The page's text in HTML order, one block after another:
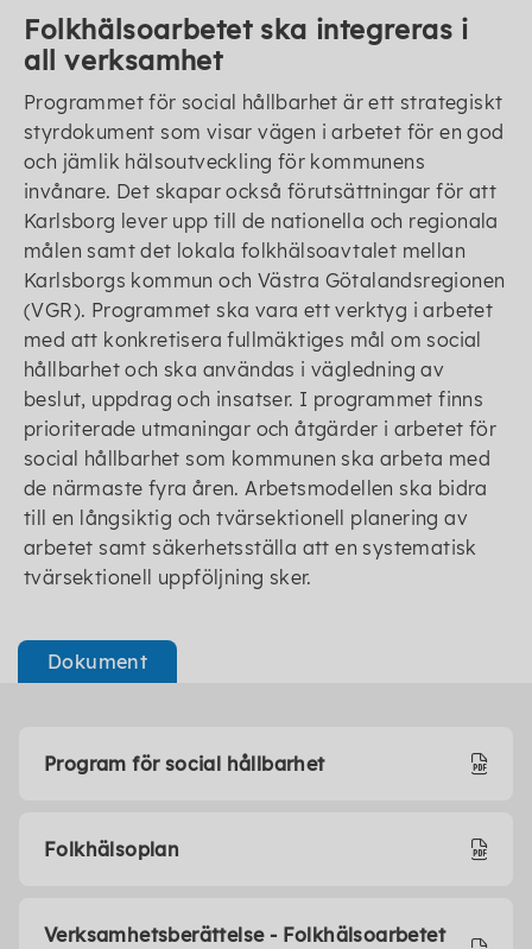
Folkhälsoarbetet ska integreras i
all verksamhet
Programmet för social hållbarhet är ett strategiskt
styrdokument som visar vägen i arbetet för en god
och jämlik hälsoutveckling för kommunens
invånare. Det skapar också förutsättningar för att
Karlsborg lever upp till de nationella och regionala
målen samt det lokala folkhälsoavtalet mellan
Karlsborgs kommun och Västra Götalandsregionen
(VGR). Programmet ska vara ett verktyg i arbetet
med att konkretisera fullmäktiges mål om social
hållbarhet och ska användas i vägledning av
beslut, uppdrag och insatser. I programmet finns
prioriterade utmaningar och åtgärder i arbetet för
social hållbarhet som kommunen ska arbeta med
de närmaste fyra åren. Arbetsmodellen ska bidra
till en långsiktig och tvärsektionell planering av
arbetet samt säkerhetsställa att en systematisk
tvärsektionell uppföljning sker.
Dokument
Program för social hållbarhet
Folkhälsoplan
Verksamhetsberättelse - Folkhälsoarbetet